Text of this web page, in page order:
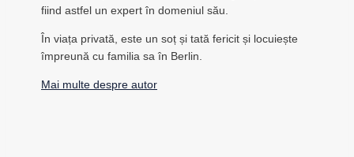
fiind astfel un expert în domeniul său.
În viața privată, este un soț și tată fericit și locuiește
împreună cu familia sa în Berlin.
Mai multe despre autor